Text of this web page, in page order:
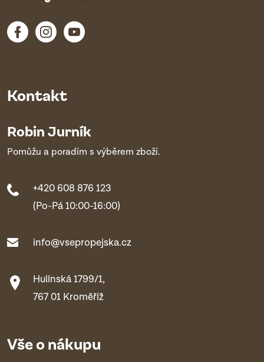
Kontakt
Robin Jurník
Pomůžu a poradím s výběrem zboží.
+420 608 876 123
(Po-Pá 10:00-16:00)
info@vsepropejska.cz
Hulínská 1799/1,
767 01 Kroměříž
Vše o nákupu